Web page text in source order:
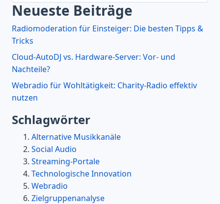
Neueste Beiträge
Radiomoderation für Einsteiger: Die besten Tipps &
Tricks
Cloud-AutoDJ vs. Hardware-Server: Vor- und
Nachteile?
Webradio für Wohltätigkeit: Charity-Radio effektiv
nutzen
Schlagwörter
Alternative Musikkanäle
Social Audio
Streaming-Portale
Technologische Innovation
Webradio
Zielgruppenanalyse